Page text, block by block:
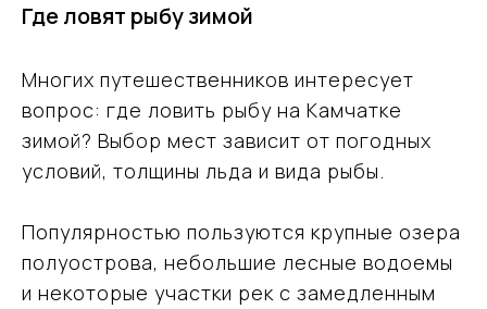
Где ловят рыбу зимой
Многих путешественников интересует
вопрос: где ловить рыбу на Камчатке
зимой? Выбор мест зависит от погодных
условий, толщины льда и вида рыбы.
Популярностью пользуются крупные озера
полуострова, небольшие лесные водоемы
и некоторые участки рек с замедленным